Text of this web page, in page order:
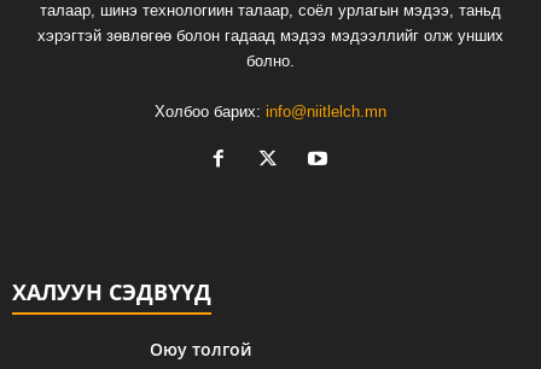
талаар, шинэ технологиин талаар, соёл урлагын мэдээ, таньд
хэрэгтэй зөвлөгөө болон гадаад мэдээ мэдээллийг олж унших
болно.
Холбоо барих: info@niitlelch.mn
ХАЛУУН СЭДВҮҮД
Оюу толгой